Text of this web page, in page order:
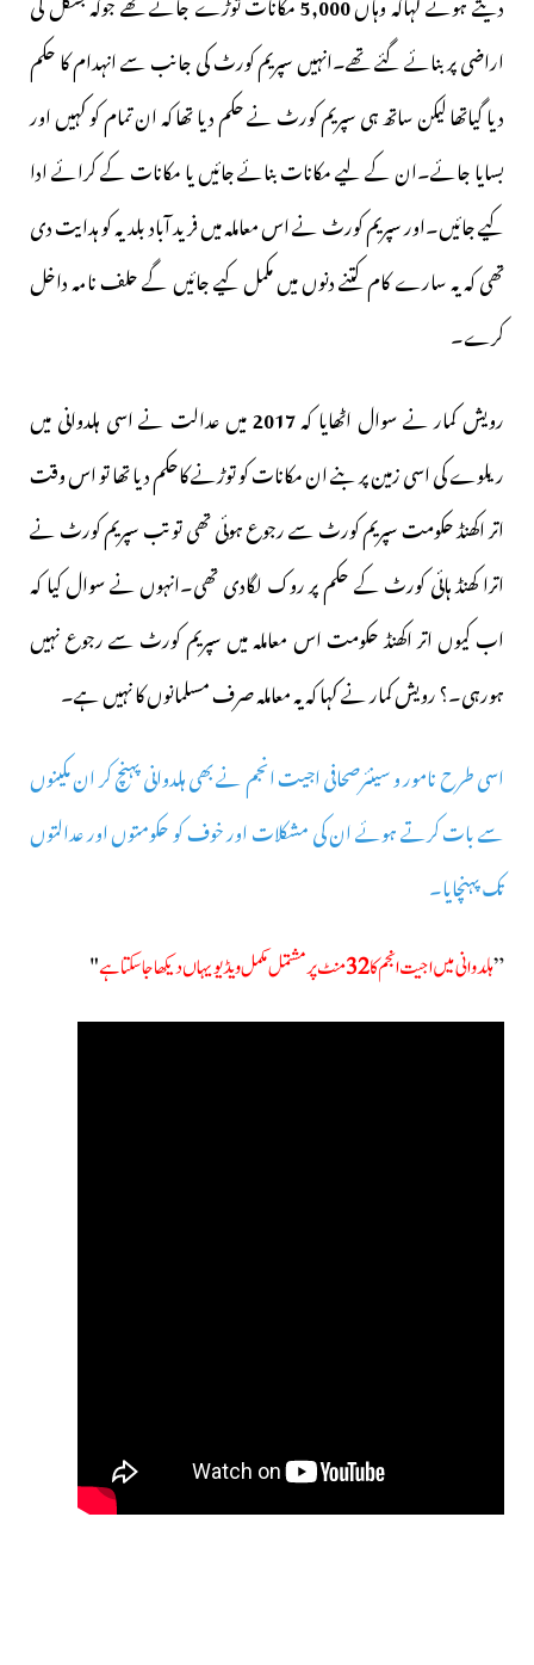
اراضی پر بنائے گئے تھے۔انہیں سپریم کورٹ کی جانب سے انہدام کا حکم
دیا گیاتھا لیکن ساتھ ہی سپریم کورٹ نے حکم دیا تھا کہ ان تمام کو کہیں اور
بسایا جائے۔ان کے لیے مکانات بنائے جائیں یا مکانات کے کرائے ادا
کیے جائیں۔اور سپریم کورٹ نے اس معاملہ میں فرید آباد بلدیہ کو ہدایت دی
تھی کہ یہ سارے کام کتنے دنوں میں مکمل کیے جائیں گے حلف نامہ داخل
کرے۔
رویش کمار نے سوال اٹھایا کہ2017میں عدالت نے اسی ہلدوانی میں
ریلوے کی اسی زمین پر بنے ان مکانات کو توڑنے کاحکم دیا تھا تو اس وقت
اتر اکھنڈ حکومت سپریم کورٹ سے رجوع ہوئی تھی تو تب سپریم کورٹ نے
اترا کھنڈ ہائی کورٹ کے حکم پر روک لگادی تھی۔انہوں نے سوال کیا کہ
اب کیوں اتر اکھنڈ حکومت اس معاملہ میں سپریم کورٹ سے رجوع نہیں
ہورہی۔؟ رویش کمار نے کہا کہ یہ معاملہ صرف مسلمانوں کا نہیں ہے۔
اسی طرح نامور و سینئرصحافی اجیت انجم نے بھی ہلدوانی پہنچ کر ان مکینوں
سے بات کرتے ہوئے ان کی مشکلات اور خوف کو حکومتوں اور عدالتوں
تک پہنچایا۔
”ہلدوانی میں اجیت انجم کا32منٹ پرمشتمل مکمل ویڈیو یہاں دیکھا جاسکتا ہے"